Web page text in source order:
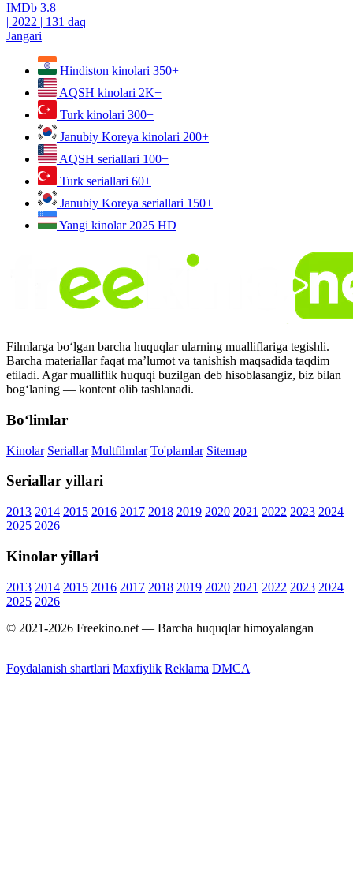
IMDb 3.8
| 2022 | 131 daq
Jangari
Hindiston kinolari 350+
AQSH kinolari 2K+
Turk kinolari 300+
Janubiy Koreya kinolari 200+
AQSH seriallari 100+
Turk seriallari 60+
Janubiy Koreya seriallari 150+
Yangi kinolar 2025 HD
Filmlarga bo‘lgan barcha huquqlar ularning mualliflariga tegishli.
Barcha materiallar faqat ma’lumot va tanishish maqsadida taqdim
etiladi. Agar mualliflik huquqi buzilgan deb hisoblasangiz, biz bilan
bog‘laning — kontent olib tashlanadi.
Bo‘limlar
Kinolar Seriallar Multfilmlar To'plamlar Sitemap
Seriallar yillari
2013 2014 2015 2016 2017 2018 2019 2020 2021 2022 2023 2024
2025 2026
Kinolar yillari
2013 2014 2015 2016 2017 2018 2019 2020 2021 2022 2023 2024
2025 2026
© 2021-2026 Freekino.net — Barcha huquqlar himoyalangan
Foydalanish shartlari Maxfiylik Reklama DMCA